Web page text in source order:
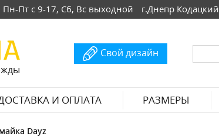
Пн-Пт с 9-17, Сб, Вс выходной г.Днепр
Свой дизайн
И ОПЛАТА РАЗМЕРЫ
Dayz